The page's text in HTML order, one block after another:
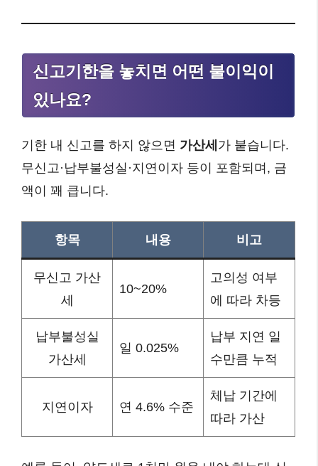
신고기한을 놓치면 어떤 불이익이
있나요?
기한 내 신고를 하지 않으면 가산세 가 붙습니다.
무신고·납부불성실·지연이자 등이 포함되며, 금
액이 꽤 큽니다.
항목 내용 비고
무신고 가산
세
10~20%
고의성 여부
에 따라 차등
납부불성실
가산세
일 0.025%
납부 지연 일
수만큼 누적
지연이자 연 4.6% 수준
체납 기간에
따라 가산